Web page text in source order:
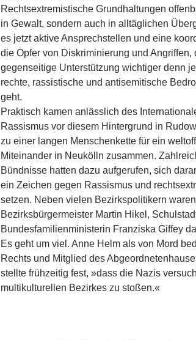
Rechtsextremistische Grundhaltungen
in Gewalt, sondern auch in alltäglichen
es jetzt aktive Ansprechstellen und eine
die Opfer von Diskriminierung und Angriffen,
gegenseitige Unterstützung wichtiger denn
rechte, rassistische und antisemitische
geht.
Praktisch kamen anlässlich des
Rassismus vor diesem Hintergrund in
zu einer langen Menschenkette für ein
Miteinander in Neukölln zusammen.
Bündnisse hatten dazu aufgerufen, sich
ein Zeichen gegen Rassismus und
setzen. Neben vielen Bezirkspolitikern
Bezirksbürgermeister Martin Hikel,
Bundesfamilienministerin Franziska Giffey
Es geht um viel. Anne Helm als von Mord
Rechts und Mitglied des
stellte frühzeitig fest, »dass die Nazis
multikulturellen Bezirkes zu stoßen.«